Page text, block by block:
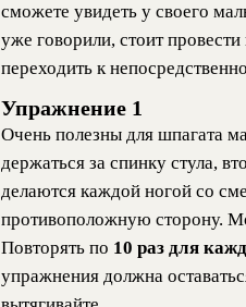
сможете увидеть у своего
уже говорили, стоит
переходить к
Упражнение 1
Очень полезны для шпагата
держаться за спинку стула,
делаются каждой ногой со
противоположную сторону.
Повторять по 10 раз для
упражнения должна